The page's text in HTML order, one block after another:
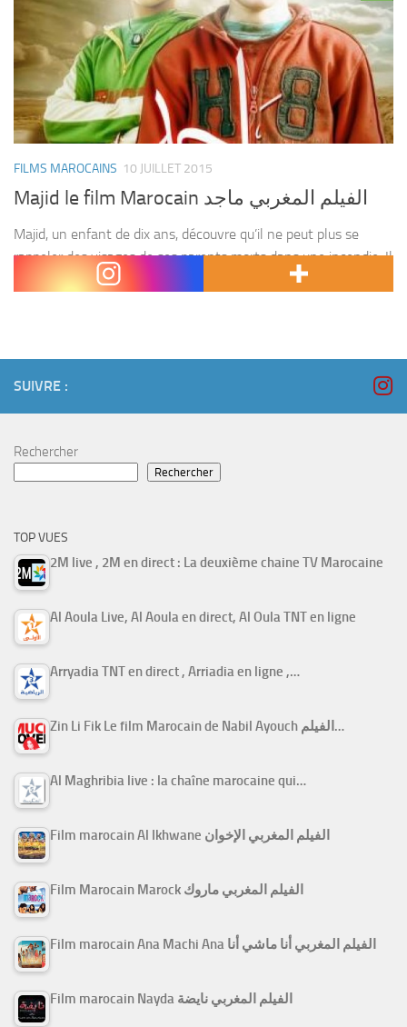
FILMS MAROCAINS 10 JUILLET 2015
Majid le film Marocain الفيلم المغربي ماجد
Majid, un enfant de dix ans, découvre qu’il ne peut plus se
rappeler des visages de ses parents morts dans une incendie. Il
demande a son grand frère Driss de l’aider a trouver une...
SUIVRE :
Rechercher
Rechercher
TOP VUES
2M live , 2M en direct : La deuxième chaine TV Marocaine
Al Aoula Live, Al Aoula en direct, Al Oula TNT en ligne
Arryadia TNT en direct , Arriadia en ligne ,…
Zin Li Fik Le film Marocain de Nabil Ayouch الفيلم…
Al Maghribia live : la chaîne marocaine qui…
Film marocain Al Ikhwane الفيلم المغربي الإخوان
Film Marocain Marock الفيلم المغربي ماروك
Film marocain Ana Machi Ana الفيلم المغربي أنا ماشي أنا
Film marocain Nayda الفيلم المغربي نايضة